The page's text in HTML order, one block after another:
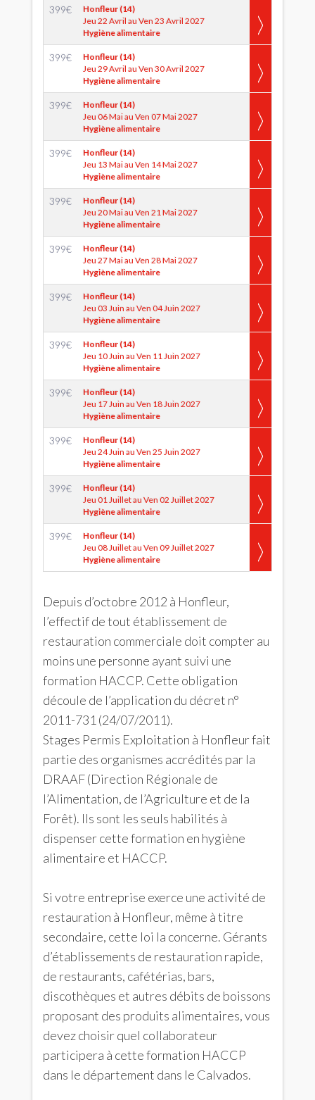
399€
Honfleur (14)
Jeu 22 Avril au Ven 23 Avril 2027
Hygiène alimentaire
399€
Honfleur (14)
Jeu 29 Avril au Ven 30 Avril 2027
Hygiène alimentaire
399€
Honfleur (14)
Jeu 06 Mai au Ven 07 Mai 2027
Hygiène alimentaire
399€
Honfleur (14)
Jeu 13 Mai au Ven 14 Mai 2027
Hygiène alimentaire
399€
Honfleur (14)
Jeu 20 Mai au Ven 21 Mai 2027
Hygiène alimentaire
399€
Honfleur (14)
Jeu 27 Mai au Ven 28 Mai 2027
Hygiène alimentaire
399€
Honfleur (14)
Jeu 03 Juin au Ven 04 Juin 2027
Hygiène alimentaire
399€
Honfleur (14)
Jeu 10 Juin au Ven 11 Juin 2027
Hygiène alimentaire
399€
Honfleur (14)
Jeu 17 Juin au Ven 18 Juin 2027
Hygiène alimentaire
399€
Honfleur (14)
Jeu 24 Juin au Ven 25 Juin 2027
Hygiène alimentaire
399€
Honfleur (14)
Jeu 01 Juillet au Ven 02 Juillet 2027
Hygiène alimentaire
399€
Honfleur (14)
Jeu 08 Juillet au Ven 09 Juillet 2027
Hygiène alimentaire
Depuis d’octobre 2012 à Honfleur,
l’effectif de tout établissement de
restauration commerciale doit compter au
moins une personne ayant suivi une
formation HACCP. Cette obligation
découle de l’application du décret n°
2011-731 (24/07/2011).
Stages Permis Exploitation à Honfleur fait
partie des organismes accrédités par la
DRAAF (Direction Régionale de
l’Alimentation, de l’Agriculture et de la
Forêt). Ils sont les seuls habilités à
dispenser cette formation en hygiène
alimentaire et HACCP.
Si votre entreprise exerce une activité de
restauration à Honfleur, même à titre
secondaire, cette loi la concerne. Gérants
d’établissements de restauration rapide,
de restaurants, cafétérias, bars,
discothèques et autres débits de boissons
proposant des produits alimentaires, vous
devez choisir quel collaborateur
participera à cette formation HACCP
dans le département dans le Calvados.